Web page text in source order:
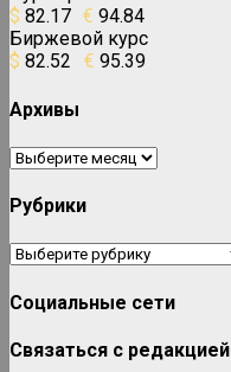
$ 82.17 € 94.84
Биржевой курс
$ 82.52 € 95.39
Архивы
Архивы
Рубрики
Рубрики
Социальные сети
Связаться с редакцией